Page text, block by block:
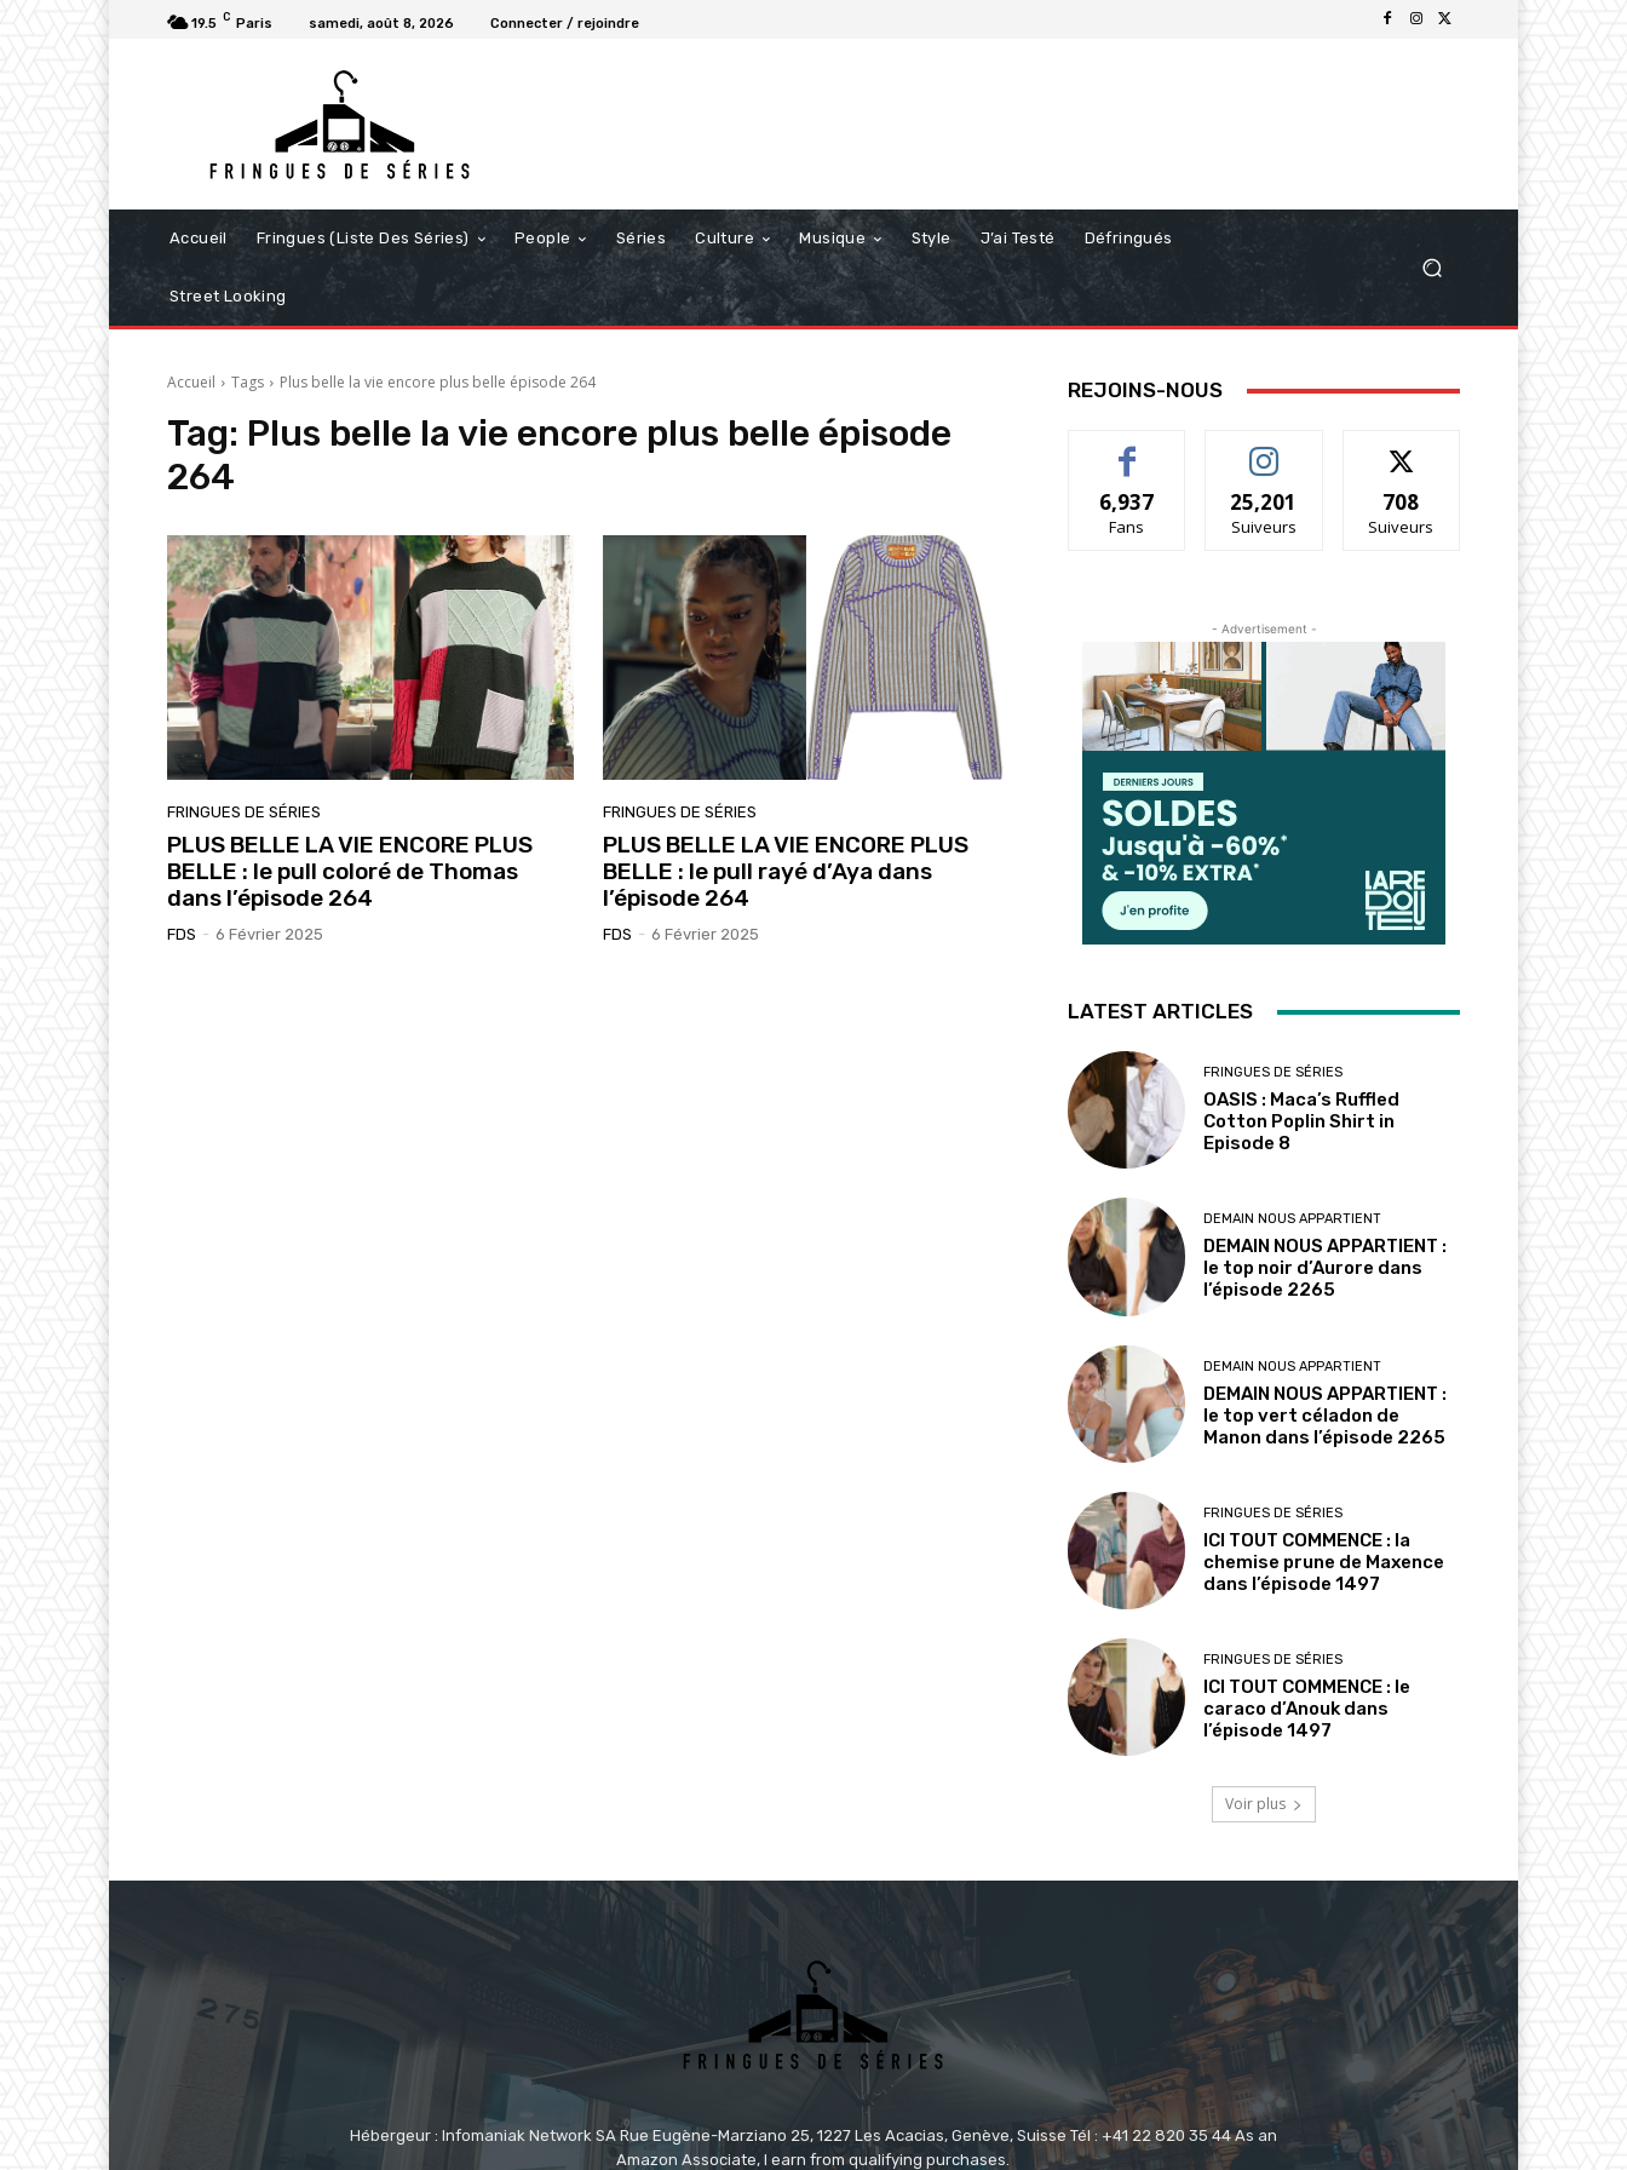
19.5 C Paris samedi, août 8, 2026 Connecter / rejoindre
Accueil Fringues (Liste Des Séries) People Séries Culture Musique Style J’ai Testé Défringués
Street Looking
Accueil Tags Plus belle la vie encore plus belle épisode 264
Tag: Plus belle la vie encore plus belle épisode
264
FRINGUES DE SÉRIES
PLUS BELLE LA VIE ENCORE PLUS
BELLE : le pull coloré de Thomas
dans l’épisode 264
FDS - 6 Février 2025
FRINGUES DE SÉRIES
PLUS BELLE LA VIE ENCORE PLUS
BELLE : le pull rayé d’Aya dans
l’épisode 264
FDS - 6 Février 2025
REJOINS-NOUS
6,937
Fans
25,201
Suiveurs
708
Suiveurs
- Advertisement -
LATEST ARTICLES
FRINGUES DE SÉRIES
OASIS : Maca’s Ruffled
Cotton Poplin Shirt in
Episode 8
DEMAIN NOUS APPARTIENT
DEMAIN NOUS APPARTIENT :
le top noir d’Aurore dans
l’épisode 2265
DEMAIN NOUS APPARTIENT
DEMAIN NOUS APPARTIENT :
le top vert céladon de
Manon dans l’épisode 2265
FRINGUES DE SÉRIES
ICI TOUT COMMENCE : la
chemise prune de Maxence
dans l’épisode 1497
FRINGUES DE SÉRIES
ICI TOUT COMMENCE : le
caraco d’Anouk dans
l’épisode 1497
Voir plus
Hébergeur : Infomaniak Network SA Rue Eugène-Marziano 25, 1227 Les Acacias, Genève, Suisse Tél : +41 22 820 35 44 As an
Amazon Associate, I earn from qualifying purchases.